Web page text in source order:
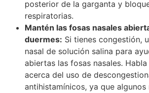
posterior de la garganta y
respiratorias.
Mantén las fosas nasales
duermes: Si tienes congestión,
nasal de solución salina para
abiertas las fosas nasales.
acerca del uso de
antihistamínicos, ya que